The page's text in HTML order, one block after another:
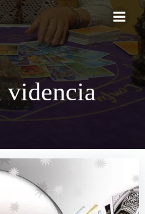
Saltar
al
contenido
videncia